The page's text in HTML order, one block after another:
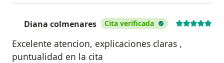
Diana colmenares Cita verificada
Excelente atencion, explicaciones claras ,
puntualidad en la cita